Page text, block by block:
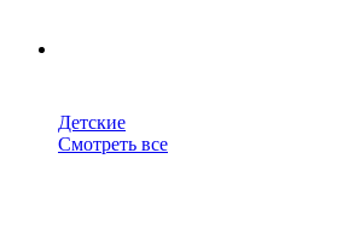
Детские
Смотреть все